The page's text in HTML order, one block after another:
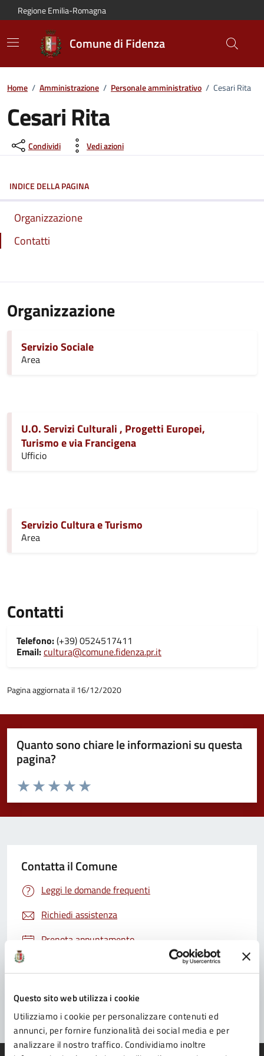
Questo sito web utilizza i cookie
Utilizziamo i cookie per personalizzare contenuti ed
annunci, per fornire funzionalità dei social media e per
analizzare il nostro traffico. Condividiamo inoltre
Vai al contenuto principale
Vai alla navigazione del sito
Vai al piede di pagina
Regione Emilia-Romagna
Comune di Fidenza
Home / Amministrazione / Personale amministrativo / Cesari Rita
Cesari Rita
Condividi Vedi azioni
INDICE DELLA PAGINA
Organizzazione
Contatti
Organizzazione
Servizio Sociale
Area
U.O. Servizi Culturali , Progetti Europei,
Turismo e via Francigena
Ufficio
Servizio Cultura e Turismo
Area
Contatti
Telefono:(+39) 0524517411
Email:cultura@comune.fidenza.pr.it
Pagina aggiornata il 16/12/2020
Quanto sono chiare le informazioni su questa
pagina?
Valuta da 1 a 5 stelle la pagina
Valuta 5 stelle su 5
Valuta 4 stelle su 5
Valuta 3 stelle su 5
Valuta 2 stelle su 5
Valuta 1 stelle su 5
Contatta il Comune
Leggi le domande frequenti
Richiedi assistenza
Prenota appuntamento
Problemi in città
Segnala disservizio